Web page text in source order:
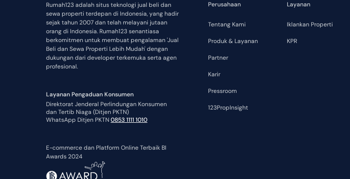
Rumah123 adalah situs teknologi jual beli dan
sewa properti terdepan di Indonesia, yang hadir
sejak tahun 2007 dan telah melayani jutaan
orang di Indonesia. Rumah123 senantiasa
berkomitmen untuk membuat pengalaman 'Jual
Beli dan Sewa Properti Lebih Mudah' dengan
dukungan dari developer terkemuka serta agen
profesional.
Layanan Pengaduan Konsumen
Direktorat Jenderal Perlindungan Konsumen
dan Tertib Niaga (Ditjen PKTN)
WhatsApp Ditjen PKTN0853 1111 1010
E-commerce dan Platform Online Terbaik BI
Awards 2024
Perusahaan
Tentang Kami
Produk & Layanan
Partner
Karir
Pressroom
123PropInsight
Layanan
Iklankan Properti
KPR